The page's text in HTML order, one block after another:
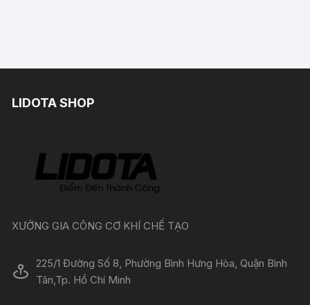
LIDOTA SHOP
XƯỞNG GIA CÔNG CƠ KHÍ CHẾ TẠO
225/1 Đường Số 8, Phường Bình Hưng Hòa, Quận Bình
Tân,Tp. Hồ Chí Minh